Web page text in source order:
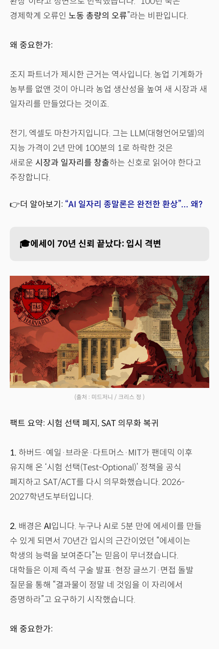
경제학계 오류인 노동 총량의 오류”라는 비판입니다.
왜 중요한가:
조지 파트너가 제시한 근거는 역사입니다. 농업 기계화가
농부를 없앤 것이 아니라 농업 생산성을 높여 새 시장과 새
일자리를 만들었다는 것이죠.
전기, 엑셀도 마찬가지입니다. 그는 LLM(대형언어모델)의
지능 가격이 2년 만에 100분의 1로 하락한 것은
새로운 시장과 일자리를 창출하는 신호로 읽어야 한다고
주장합니다.
👉더 알아보기: “AI 일자리 종말론은 완전한 환상”... 왜?
🎓에세이 70년 신뢰 끝났다: 입시 격변
(출처 : 미드저니 / 크리스 정 )
팩트 요약: 시험 선택 폐지, SAT 의무화 복귀
1. 하버드·예일·브라운·다트머스·MIT가 팬데믹 이후
유지해 온 ‘시험 선택(Test-Optional)’ 정책을 공식
폐지하고 SAT/ACT를 다시 의무화했습니다. 2026-
2027학년도부터입니다.
2. 배경은 AI입니다. 누구나 AI로 5분 만에 에세이를 만들
수 있게 되면서 70년간 입시의 근간이었던 “에세이는
학생의 능력을 보여준다”는 믿음이 무너졌습니다.
대학들은 이제 즉석 구술 발표·현장 글쓰기·면접 돌발
질문을 통해 “결과물이 정말 네 것임을 이 자리에서
증명하라”고 요구하기 시작했습니다.
왜 중요한가: